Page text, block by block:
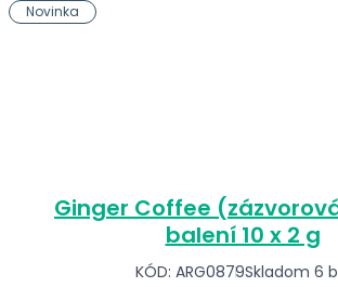
Ginger Coffee
balení 10 x 2 g
KÓD: ARG0879Skladom 6
Novinka